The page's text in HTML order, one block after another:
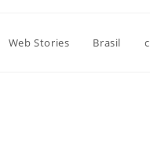
Web Stories Brasil